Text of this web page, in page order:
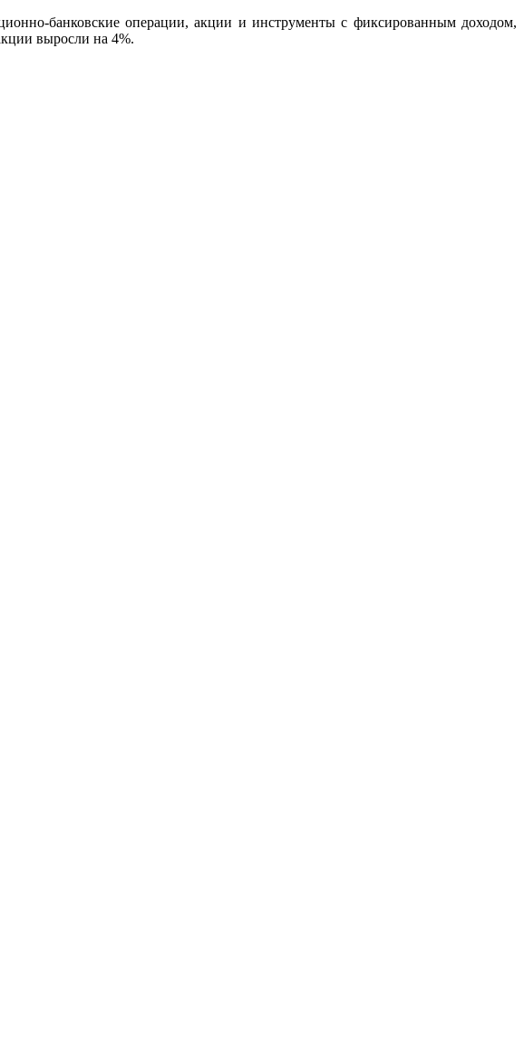
банковские операции, акции и инструменты с фиксированным доходом,
выросли на 4%.